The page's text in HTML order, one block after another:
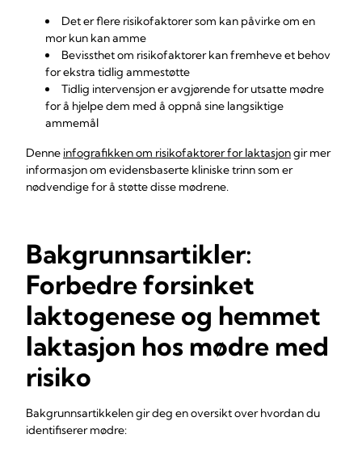
Det er flere risikofaktorer som kan påvirke om en
mor kun kan amme
Bevissthet om risikofaktorer kan fremheve et behov
for ekstra tidlig ammestøtte
Tidlig intervensjon er avgjørende for utsatte mødre
for å hjelpe dem med å oppnå sine langsiktige
ammemål
Denne infografikken om risikofaktorer for laktasjongir mer
informasjon om evidensbaserte kliniske trinn som er
nødvendige for å støtte disse mødrene.
Bakgrunnsartikler:
Forbedre forsinket
laktogenese og hemmet
laktasjon hos mødre med
risiko
Bakgrunnsartikkelen gir deg en oversikt over hvordan du
identifiserer mødre: